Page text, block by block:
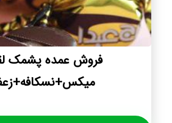
فروش عمده پشمک